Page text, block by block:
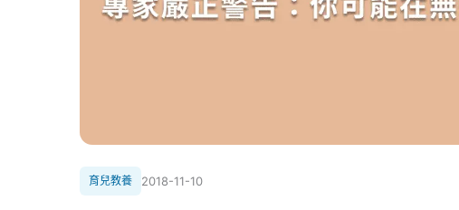
育兒教養 2018-11-10